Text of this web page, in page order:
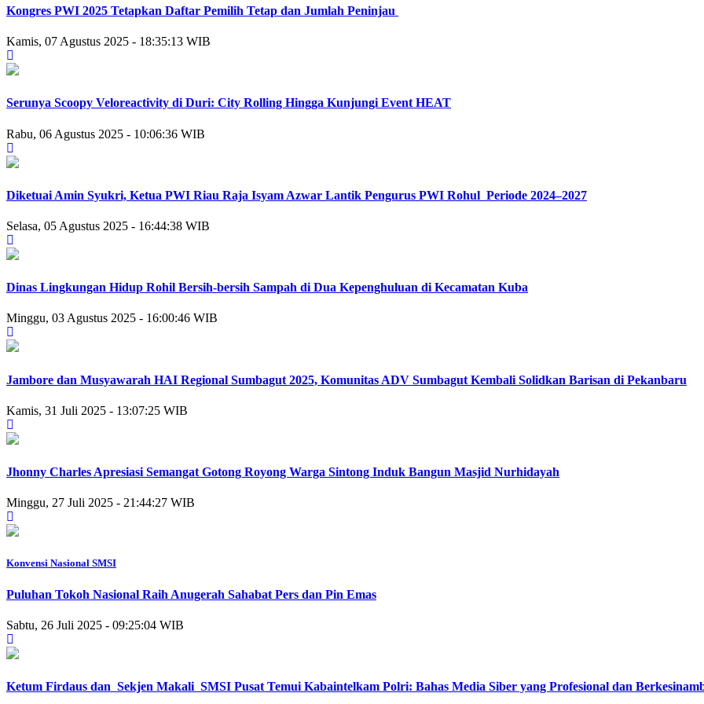
Kongres PWI 2025 Tetapkan Daftar Pemilih Tetap dan Jumlah Peninjau
Kamis, 07 Agustus 2025 - 18:35:13 WIB
Serunya Scoopy Veloreactivity di Duri: City Rolling Hingga Kunjungi Event HEAT
Rabu, 06 Agustus 2025 - 10:06:36 WIB
Diketuai Amin Syukri, Ketua PWI Riau Raja Isyam Azwar Lantik Pengurus PWI Rohul Periode 2024–2027
Selasa, 05 Agustus 2025 - 16:44:38 WIB
Dinas Lingkungan Hidup Rohil Bersih-bersih Sampah di Dua Kepenghuluan di Kecamatan Kuba
Minggu, 03 Agustus 2025 - 16:00:46 WIB
Jambore dan Musyawarah HAI Regional Sumbagut 2025, Komunitas ADV Sumbagut Kembali Solidkan Barisan di Pekanbaru
Kamis, 31 Juli 2025 - 13:07:25 WIB
Jhonny Charles Apresiasi Semangat Gotong Royong Warga Sintong Induk Bangun Masjid Nurhidayah
Minggu, 27 Juli 2025 - 21:44:27 WIB
Konvensi Nasional SMSI
Puluhan Tokoh Nasional Raih Anugerah Sahabat Pers dan Pin Emas
Sabtu, 26 Juli 2025 - 09:25:04 WIB
Ketum Firdaus dan Sekjen Makali SMSI Pusat Temui Kabaintelkam Polri: Bahas Media Siber yang Profesional dan